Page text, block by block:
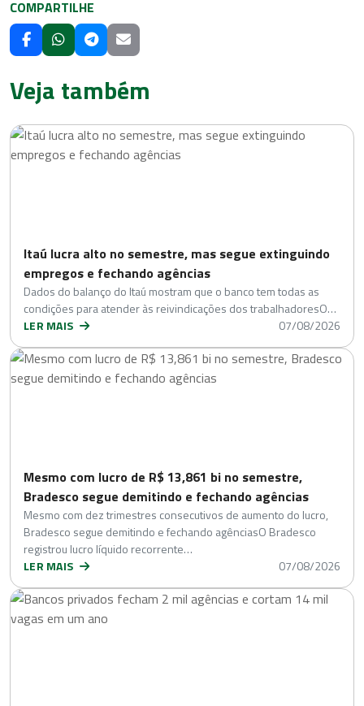
COMPARTILHE
Veja também
Itaú lucra alto no semestre, mas segue extinguindo
empregos e fechando agências
Dados do balanço do Itaú mostram que o banco tem todas as
condições para atender às reivindicações dos trabalhadoresO…
LER MAIS
07/08/2026
Mesmo com lucro de R$ 13,861 bi no semestre,
Bradesco segue demitindo e fechando agências
Mesmo com dez trimestres consecutivos de aumento do lucro,
Bradesco segue demitindo e fechando agênciasO Bradesco
registrou lucro líquido recorrente…
LER MAIS
07/08/2026